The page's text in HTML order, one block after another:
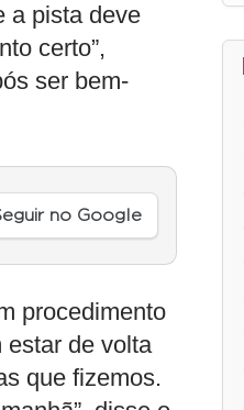
a pista deve
certo”,
ser bem-
no Google
procedimento
estar de volta
que fizemos.